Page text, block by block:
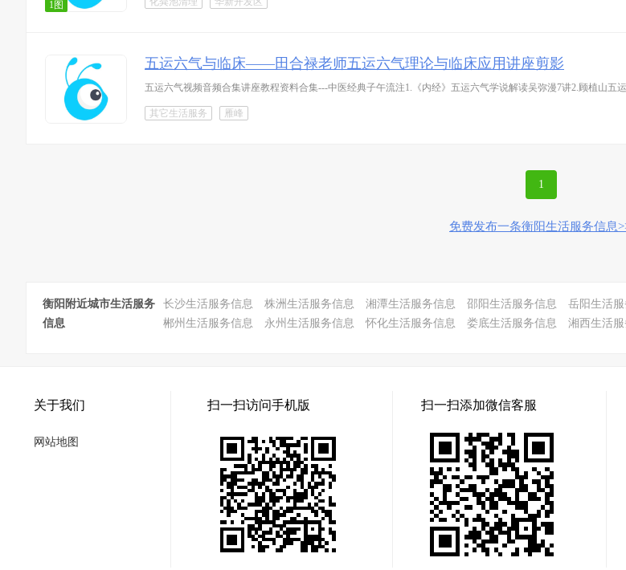
1图
五运六气与临床——田合禄老师五运六气理论与临床应用讲座剪影
五运六气视频音频合集讲座教程资料合集---中医经典子午流注1.《内经》五运六气学说解读吴弥漫7讲2.顾植山五
其它生活服务 雁峰
1
免费发布一条衡阳生活服务信息
衡阳附近城市生活服务
信息
长沙生活服务信息 株洲生活服务信息 湘潭生活服务信息 邵阳生活服务信息 岳阳生活
郴州生活服务信息
永州生活服务信息 怀化生活服务信息 娄底生活服务信息 湘西生活
关于我们
网站地图
扫一扫访问手机版 扫一扫添加微信客服